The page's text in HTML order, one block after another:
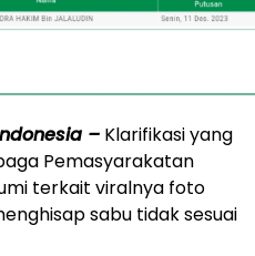
– Klarifikasi yang
Pemasyarakatan
terkait viralnya foto
sabu tidak sesuai